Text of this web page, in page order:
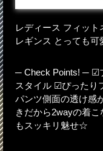
レディース フィット
レギンス とっても可
─ Check Points! ─ ☑
スタイル ☑ぴったり
パンツ側面の透け感
きだから2wayの着
もスッキリ魅せ☆